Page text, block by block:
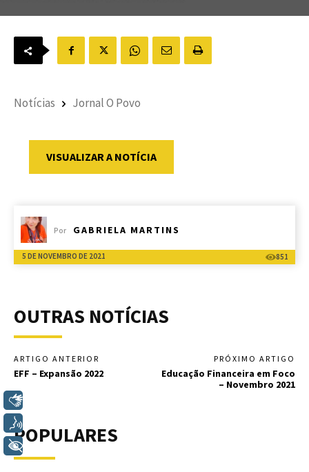
Notícias Jornal O Povo
VISUALIZAR A NOTÍCIA
Por GABRIELA MARTINS
5 DE NOVEMBRO DE 2021 851
OUTRAS NOTÍCIAS
ARTIGO ANTERIOR
EFF – Expansão 2022
PRÓXIMO ARTIGO
Educação Financeira em Foco
– Novembro 2021
POPULARES
+ Acessibilidade